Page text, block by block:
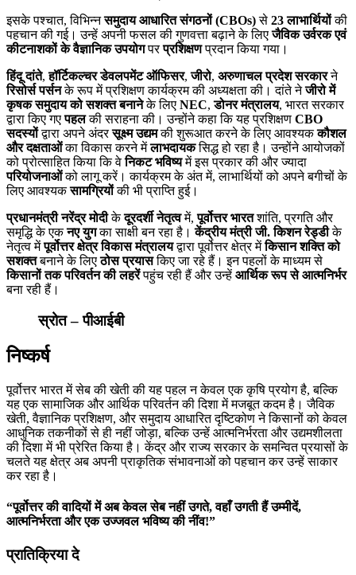
इसके पश्चात, विभिन्नसमुदाय आधारित संगठनों (CBOs)से 23 लाभार्थियोंकी
पहचान की गई। उन्हें अपनी फसल की गुणवत्ता बढ़ाने के लिएजैविक उर्वरक एवं
कीटनाशकों के वैज्ञानिक उपयोगपरप्रशिक्षणप्रदान किया गया।
हिंदू दांते,हॉर्टिकल्चर डेवलपमेंट ऑफिसर,जीरो, अरुणाचल प्रदेश सरकारने
रिसोर्स पर्सनके रूप में प्रशिक्षण कार्यक्रम की अध्यक्षता की। दांते नेजीरो में
कृषक समुदाय को सशक्त बनानेके लिए NEC,डोनर मंत्रालय, भारत सरकार
द्वारा किए गएपहलकी सराहना की। उन्होंने कहा कि यह प्रशिक्षण CBO
सदस्योंद्वारा अपने अंदरसूक्ष्म उद्यमकी शुरूआत करने के लिए आवश्यककौशल
और दक्षताओंका विकास करने मेंलाभदायकसिद्ध हो रहा है। उन्होंने आयोजकों
को प्रोत्साहित किया कि वेनिकट भविष्यमें इस प्रकार की और ज्यादा
परियोजनाओंको लागू करें। कार्यक्रम के अंत में, लाभार्थियों को अपने बगीचों के
लिए आवश्यकसामग्रियोंकी भी प्राप्ति हुई।
प्रधानमंत्री नरेंद्र मोदीकेदूरदर्शी नेतृत्वमें,पूर्वोत्तर भारतशांति, प्रगति और
समृद्धि के एकनए युगका साक्षी बन रहा है।केंद्रीय मंत्री जी. किशन रेड्डीके
नेतृत्व मेंपूर्वोत्तर क्षेत्र विकास मंत्रालयद्वारा पूर्वोत्तर क्षेत्र मेंकिसान शक्ति को
सशक्तबनाने के लिएठोस प्रयासकिए जा रहे हैं। इन पहलों के माध्यम से
किसानों तक परिवर्तन की लहरेंपहुंच रही हैं और उन्हें आर्थिक रूप से आत्मनिर्भर
बना रही हैं।
स्रोत – पीआईबी
निष्कर्ष
पूर्वोत्तर भारत में सेब की खेती की यह पहल न केवल एक कृषि प्रयोग है, बल्कि
यह एक सामाजिक और आर्थिक परिवर्तन की दिशा में मजबूत कदम है। जैविक
खेती, वैज्ञानिक प्रशिक्षण, और समुदाय आधारित दृष्टिकोण ने किसानों को केवल
आधुनिक तकनीकों से ही नहीं जोड़ा, बल्कि उन्हें आत्मनिर्भरता और उद्यमशीलता
की दिशा में भी प्रेरित किया है। केंद्र और राज्य सरकार के समन्वित प्रयासों के
चलते यह क्षेत्र अब अपनी प्राकृतिक संभावनाओं को पहचान कर उन्हें साकार
कर रहा है।
“पूर्वोत्तर की वादियों में अब केवल सेब नहीं उगते, वहाँ उगती हैं उम्मीदें,
आत्मनिर्भरता और एक उज्जवल भविष्य की नींव!”
प्रातिक्रिया दे